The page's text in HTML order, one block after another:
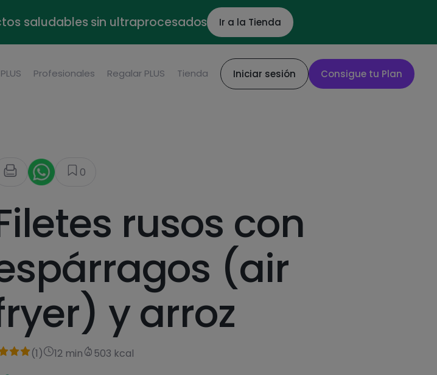
saludables sin ultraprocesados Ir a la Tienda
Profesionales Regalar PLUS Tienda Iniciar sesión Consigue tu Plan
0
rusos con
(air
y arroz
(1) 12 min 503 kcal